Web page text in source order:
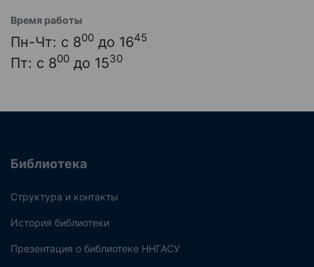
Время работы
Пн-Чт: с 800 до 1645
Пт: с 800 до 1530
Библиотека
Структура и контакты
История библиотеки
Презентация о библиотеке ННГАСУ